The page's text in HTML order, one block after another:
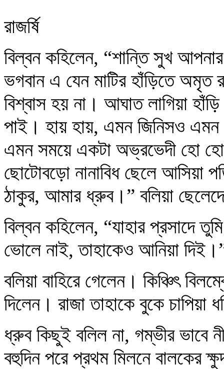
রাজর্ষি
বিল্বন কহিলেন, “শান্তি সুখ
ভগবান এ যেন মাটির হাঁড়িতে অমৃত
বিশ্বাস হয় না। আঘাত লাগিয়া
পাই। হায় হায়, এমন জিনিসও এমন
এমন সময়ে একটা অভ্রভেদী হো হো
ছোটোবড়ো নানাবিধ ছেলে আসিয়া
ঠাকুর, আমার ধ্রুব।” বলিয়া
বিল্বন কহিলেন, “যাহার প্রসাদে
ভোলে নাই, তাহাকেও আনিয়া
বলিয়া বাহিরে গেলেন। কিঞ্চিৎ
দিলেন। রাজা তাহাকে বুকে চাপিয়া
ধ্রুব কিছুই বলিল না, গম্ভীর ভাবে
বহুদিন পরে প্রথম মিলনে বালকের